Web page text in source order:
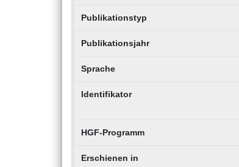
Publikationstyp
Publikationsjahr
Sprache
Identifikator
HGF-Programm
Erschienen in